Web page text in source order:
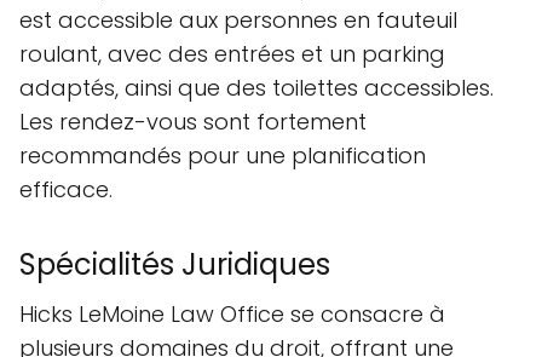
est accessible aux personnes en fauteuil
roulant, avec des entrées et un parking
adaptés, ainsi que des toilettes accessibles.
Les rendez-vous sont fortement
recommandés pour une planification
efficace.
Spécialités Juridiques
Hicks LeMoine Law Office se consacre à
plusieurs domaines du droit, offrant une